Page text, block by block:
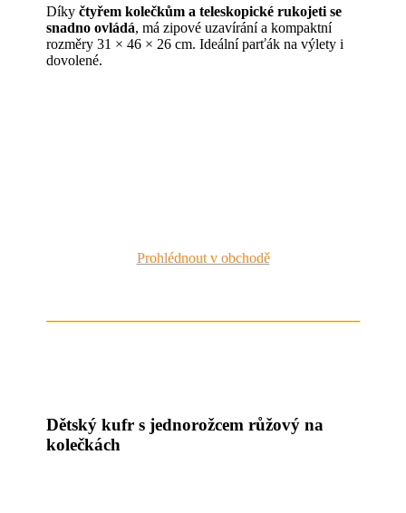
Díkyčtyřem kolečkům a teleskopické rukojeti se
snadno ovládá, má zipové uzavírání a kompaktní
rozměry 31 × 46 × 26 cm. Ideální parťák na výlety i
dovolené.
Prohlédnout v obchodě
Dětský kufr s jednorožcem růžový na
kolečkách